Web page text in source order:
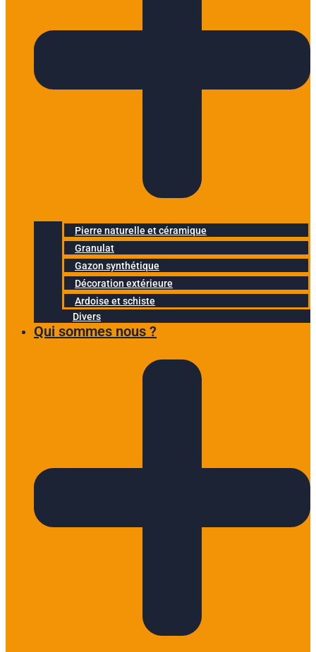
Pierre naturelle et céramique
Granulat
Gazon synthétique
Décoration extérieure
Ardoise et schiste
Divers
Qui sommes nous ?